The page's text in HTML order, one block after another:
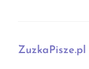
ZuzkaPisze.pl